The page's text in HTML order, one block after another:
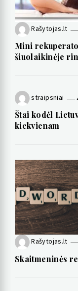
Rašytojas.lt
Mini
šiuolaikinėje
straipsniai
Štai kodėl
kiekvienam
Rašytojas.lt
Skaitmeninės